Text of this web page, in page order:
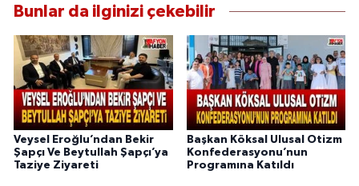
Bunlar da ilginizi çekebilir
Veysel Eroğlu’ndan Bekir
Şapçı Ve Beytullah Şapçı’ya
Taziye Ziyareti
Başkan Köksal Ulusal Otizm
Konfederasyonu’nun
Programına Katıldı